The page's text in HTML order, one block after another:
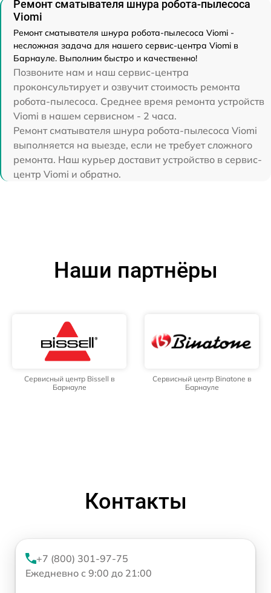
Ремонт сматывателя шнура робота-пылесоса
Viomi
Ремонт сматывателя шнура робота-пылесоса Viomi -
несложная задача для нашего сервис-центра Viomi в
Барнауле. Выполним быстро и качественно!
Позвоните нам и наш сервис-центра
проконсультирует и озвучит стоимость ремонта
робота-пылесоса. Среднее время ремонта устройств
Viomi в нашем сервисном - 2 часа.
Ремонт сматывателя шнура робота-пылесоса Viomi
выполняется на выезде, если не требует сложного
ремонта. Наш курьер доставит устройство в сервис-
центр Viomi и обратно.
Наши партнёры
Сервисный центр Bissell в
Барнауле
Сервисный центр Binatone в
Барнауле
Контакты
+7 (800) 301-97-75
Ежедневно с 9:00 до 21:00